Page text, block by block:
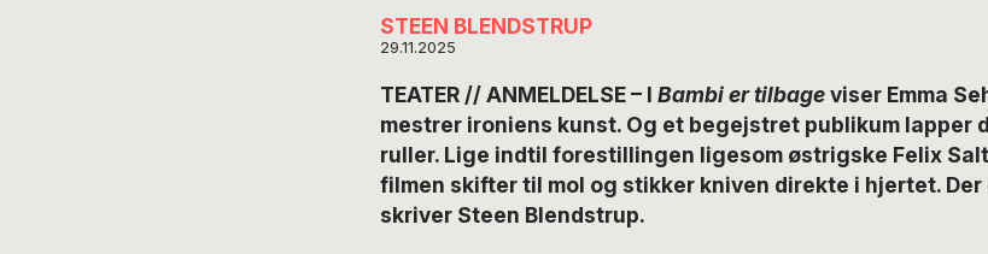
STEEN BLENDSTRUP
29.11.2025
TEATER // ANMELDELSE – I Bambi er tilbageviser Emma
mestrer ironiens kunst. Og et begejstret publikum lapper
ruller. Lige indtil forestillingen ligesom østrigske Felix
filmen skifter til mol og stikker kniven direkte i hjertet. Der
skriver Steen Blendstrup.